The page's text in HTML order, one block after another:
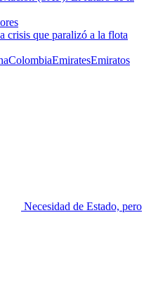
crisis que paralizó a la flota
ColombiaEmiratesEmiratos
Necesidad de Estado, pero